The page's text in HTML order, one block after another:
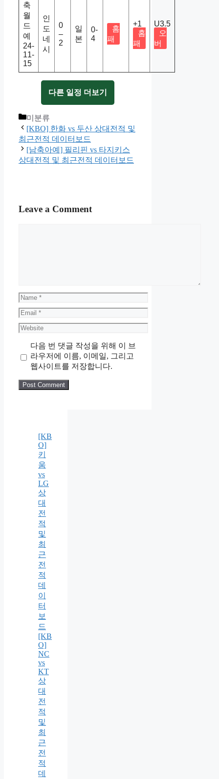
축
월
드
예
24-
11-
15
인
도
네
시
0
–
2
일
본
0-
4
홈
패
+1
홈
패
U3.5
오
버
다른 일정 더보기
Categories
미분류
[KBO] 한화 vs 두산 상대전적 및
최근전적 데이터보드
[남축아예] 필리핀 vs 타지키스
상대전적 및 최근전적 데이터보드
Leave a Comment
Name
Email
Website
다음 번 댓글 작성을 위해 이 브
라우저에 이름, 이메일, 그리고
웹사이트를 저장합니다.
[KB
O]
키
움
vs
LG
상
대
전
적
및
최
근
전
적
데
이
터
보
드
[KB
O]
NC
vs
KT
상
대
전
적
및
최
근
전
적
데